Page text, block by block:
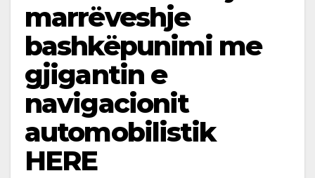
marrëveshje
bashkëpunimi me
gjigantin e
navigacionit
automobilistik
HERE